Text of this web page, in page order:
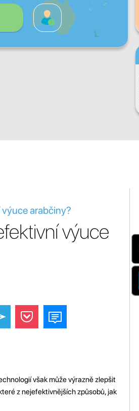
arabčiny?
výuce
však může výrazně zlepšit
z nejefektivnějších způsobů, jak